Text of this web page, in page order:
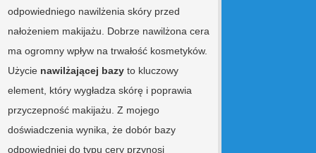
odpowiedniego nawilżenia skóry przed
nałożeniem makijażu. Dobrze nawilżona cera
ma ogromny wpływ na trwałość kosmetyków.
Użycie nawilżającej bazy to kluczowy
element, który wygładza skórę i poprawia
przyczepność makijażu. Z mojego
doświadczenia wynika, że dobór bazy
odpowiedniej do typu cery przynosi